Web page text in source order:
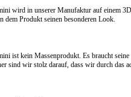
wird in unserer Manufaktur auf einem
dem Produkt seinen besonderen Look.
ist kein Massenprodukt. Es braucht
sind wir stolz darauf, dass wir durch das